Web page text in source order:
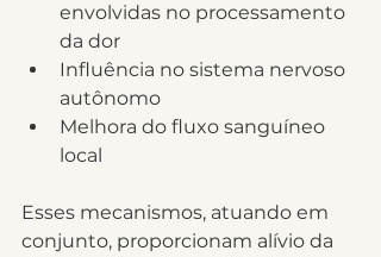
envolvidas no processamento
da dor
Influência no sistema nervoso
autônomo
Melhora do fluxo sanguíneo
local
Esses mecanismos, atuando em
conjunto, proporcionam alívio da